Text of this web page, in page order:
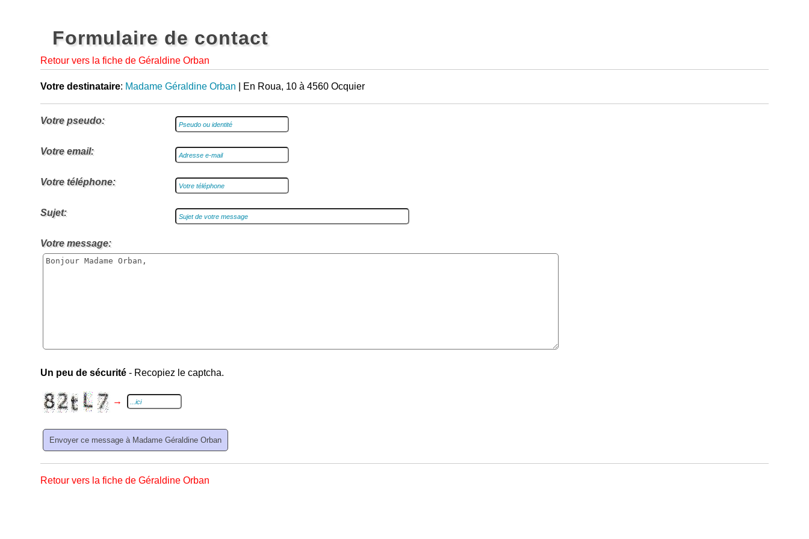
Formulaire de contact
Retour vers la fiche de Géraldine Orban
Votre destinataire: Madame Géraldine Orban | En Roua, 10 à 4560 Ocquier
Votre pseudo:
Votre email:
Votre téléphone:
Sujet:
Votre message:
Un peu de sécurité - Recopiez le captcha.
→
Retour vers la fiche de Géraldine Orban